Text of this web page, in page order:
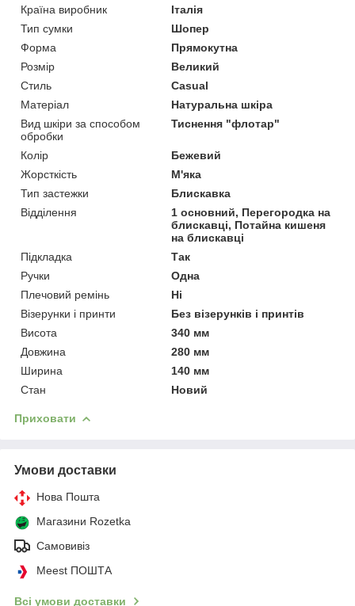
Країна виробник
Італія
Тип сумки
Шопер
Форма
Прямокутна
Розмір
Великий
Стиль
Casual
Матеріал
Натуральна шкіра
Вид шкіри за способом
обробки
Тиснення "флотар"
Колір
Бежевий
Жорсткість
М'яка
Тип застежки
Блискавка
Відділення
1 основний, Перегородка на
блискавці, Потайна кишеня
на блискавці
Підкладка
Так
Ручки
Одна
Плечовий ремінь
Ні
Візерунки і принти
Без візерунків і принтів
Висота
340 мм
Довжина
280 мм
Ширина
140 мм
Стан
Новий
Приховати
Умови доставки
Нова Пошта
Магазини Rozetka
Самовивіз
Meest ПОШТА
Всі умови доставки